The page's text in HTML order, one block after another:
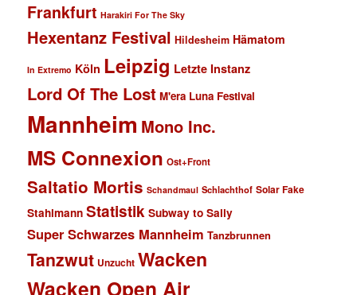
Frankfurt Harakiri For The Sky
Hexentanz Festival Hildesheim Hämatom
In Extremo Köln Leipzig Letzte Instanz
Lord Of The Lost M'era Luna Festival
Mannheim Mono Inc.
MS Connexion Ost+Front
Saltatio Mortis Schandmaul Schlachthof Solar Fake
Stahlmann Statistik Subway to Sally
Super Schwarzes Mannheim Tanzbrunnen
Tanzwut Unzucht Wacken
Wacken Open Air